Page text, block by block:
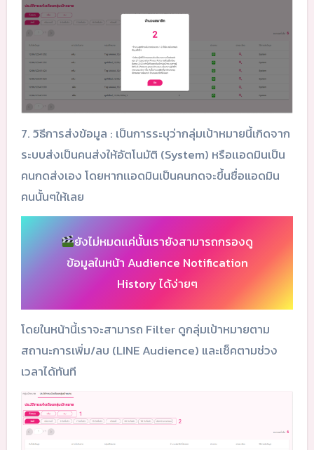
7. วิธีการส่งข้อมูล : เป็นการระบุว่ากลุ่มเป้าหมายนี้เกิดจาก
ระบบส่งเป็นคนส่งให้อัตโนมัติ (System) หรือเเอดมินเป็น
คนกดส่งเอง โดยหากเเอดมินเป็นคนกดจะขึ้นชื่อแอดมิน
คนนั้นๆให้เลย
ยังไม่หมดเเค่นั้นเรายังสามารถกรองดู
ข้อมูลในหน้า Audience Notification
History ได้ง่ายๆ
โดยในหน้านี้เราจะสามารถ Filter ดูกลุ่มเป้าหมายตาม
สถานะการเพิ่ม/ลบ (LINE Audience) และเช็คตามช่วง
เวลาได้ทันที